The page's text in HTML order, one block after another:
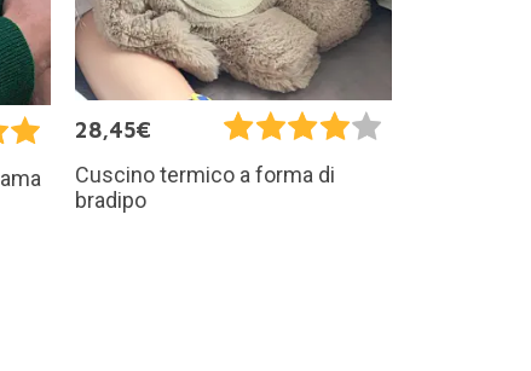
28,45€
Cuscino termico a forma di
bradipo